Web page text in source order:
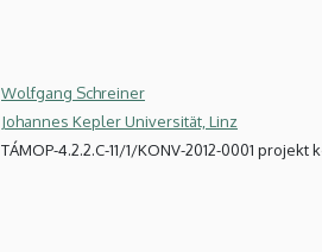
Wolfgang Schreiner
Johannes Kepler Universität, Linz
TÁMOP-4.2.2.C-11/1/KONV-2012-0001 projekt